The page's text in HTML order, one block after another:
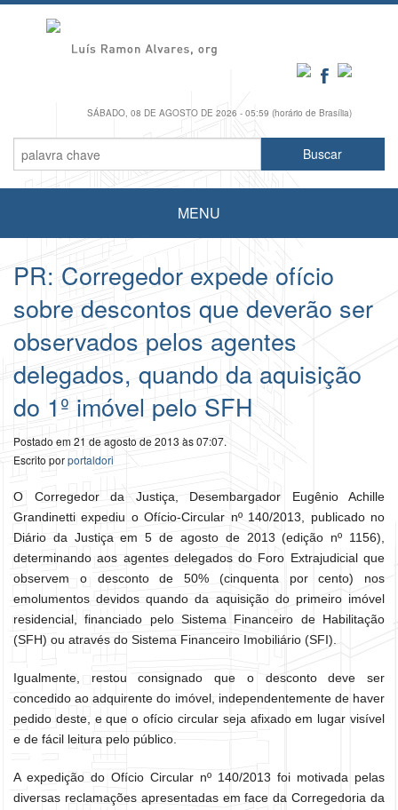
SÁBADO, 08 DE AGOSTO DE 2026 - 05:59 (horário de Brasília)
MENU
PR: Corregedor expede ofício
sobre descontos que deverão ser
observados pelos agentes
delegados, quando da aquisição
do 1º imóvel pelo SFH
Postado em 21 de agosto de 2013 às 07:07.
Escrito porportaldori
O Corregedor da Justiça, Desembargador Eugênio Achille
Grandinetti expediu o Ofício-Circular nº 140/2013, publicado no
Diário da Justiça em 5 de agosto de 2013 (edição nº 1156),
determinando aos agentes delegados do Foro Extrajudicial que
observem o desconto de 50% (cinquenta por cento) nos
emolumentos devidos quando da aquisição do primeiro imóvel
residencial, financiado pelo Sistema Financeiro de Habilitação
(SFH) ou através do Sistema Financeiro Imobiliário (SFI).
Igualmente, restou consignado que o desconto deve ser
concedido ao adquirente do imóvel, independentemente de haver
pedido deste, e que o ofício circular seja afixado em lugar visível
e de fácil leitura pelo público.
A expedição do Ofício Circular nº 140/2013 foi motivada pelas
diversas reclamações apresentadas em face da Corregedoria da